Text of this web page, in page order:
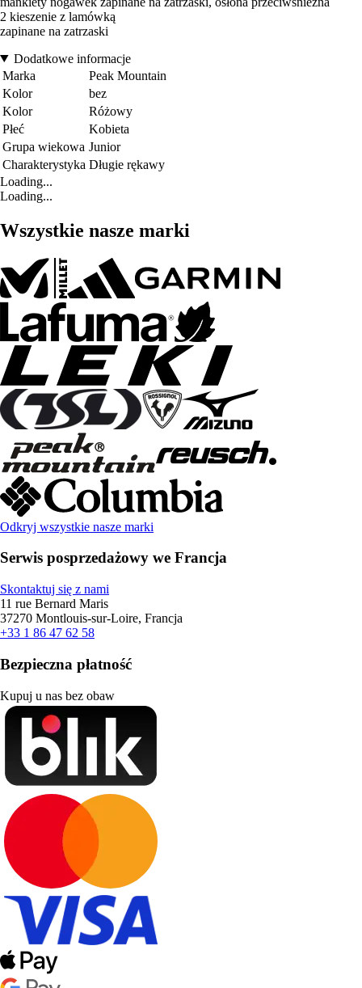
2 kieszenie z lamówką
zapinane na zatrzaski
Dodatkowe informacje
Marka
Peak Mountain
Kolor
bez
Kolor
Różowy
Płeć
Kobieta
Grupa wiekowa Junior
Charakterystyka Długie rękawy
Loading...
Loading...
Wszystkie nasze marki
Odkryj wszystkie nasze marki
Serwis posprzedażowy we Francja
Skontaktuj się z nami
11 rue Bernard Maris
37270 Montlouis-sur-Loire, Francja
+33 1 86 47 62 58
Bezpieczna płatność
Kupuj u nas bez obaw